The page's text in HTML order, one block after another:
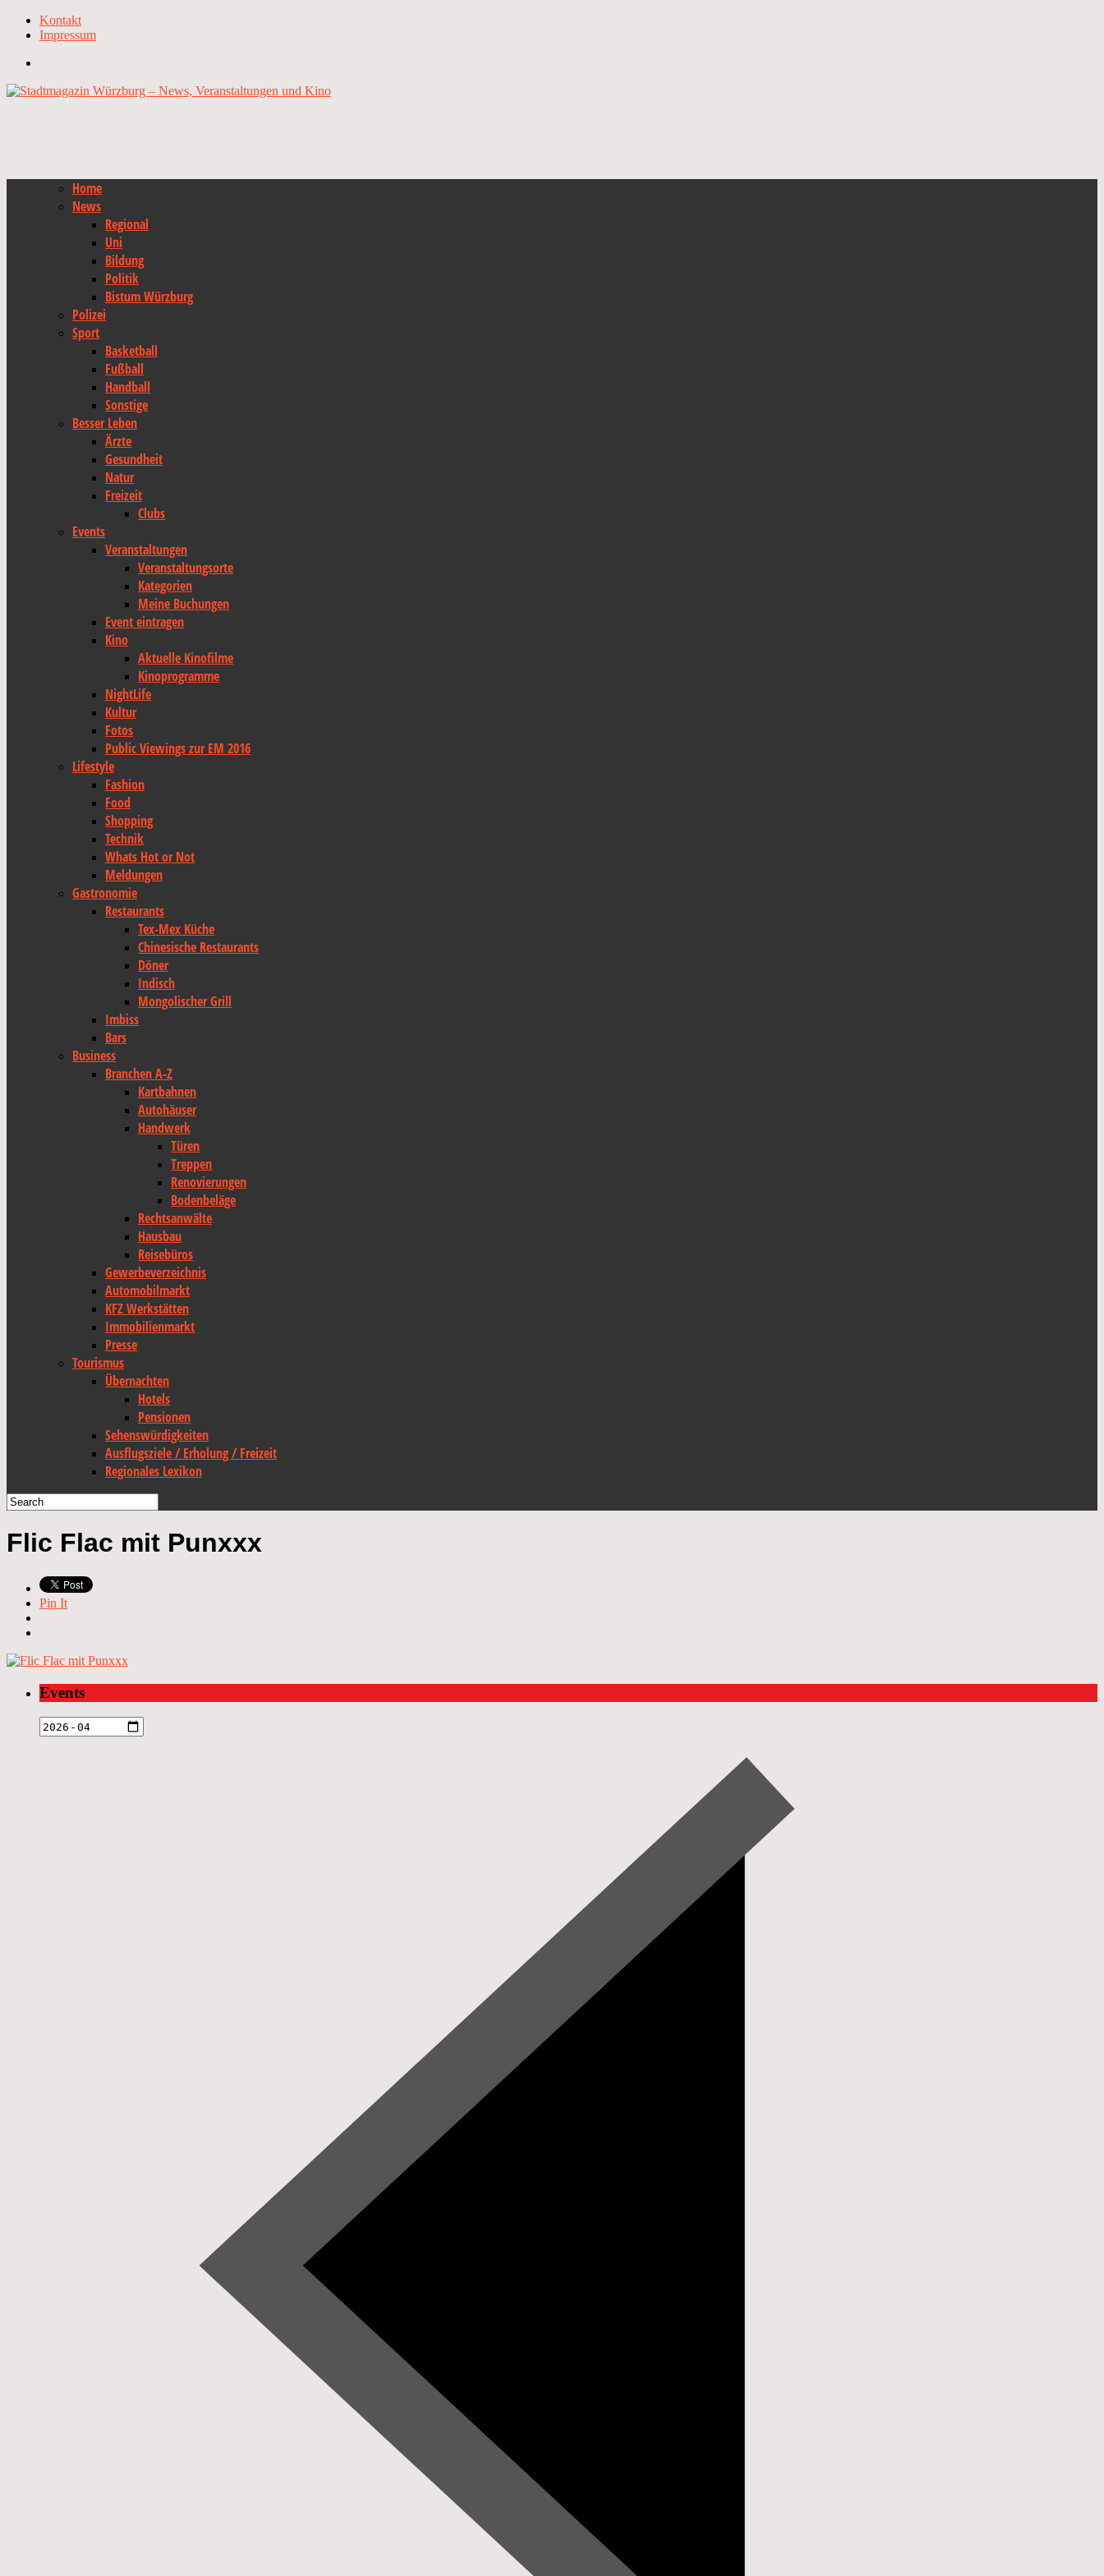
Kontakt
Impressum
Home
News
Regional
Uni
Bildung
Politik
Bistum Würzburg
Polizei
Sport
Basketball
Fußball
Handball
Sonstige
Besser Leben
Ärzte
Gesundheit
Natur
Freizeit
Clubs
Events
Veranstaltungen
Veranstaltungsorte
Kategorien
Meine Buchungen
Event eintragen
Kino
Aktuelle Kinofilme
Kinoprogramme
NightLife
Kultur
Fotos
Public Viewings zur EM 2016
Lifestyle
Fashion
Food
Shopping
Technik
Whats Hot or Not
Meldungen
Gastronomie
Restaurants
Tex-Mex Küche
Chinesische Restaurants
Döner
Indisch
Mongolischer Grill
Imbiss
Bars
Business
Branchen A-Z
Kartbahnen
Autohäuser
Handwerk
Türen
Treppen
Renovierungen
Bodenbeläge
Rechtsanwälte
Hausbau
Reisebüros
Gewerbeverzeichnis
Automobilmarkt
KFZ Werkstätten
Immobilienmarkt
Presse
Tourismus
Übernachten
Hotels
Pensionen
Sehenswürdigkeiten
Ausflugsziele / Erholung / Freizeit
Regionales Lexikon
Flic Flac mit Punxxx
Pin It
Events